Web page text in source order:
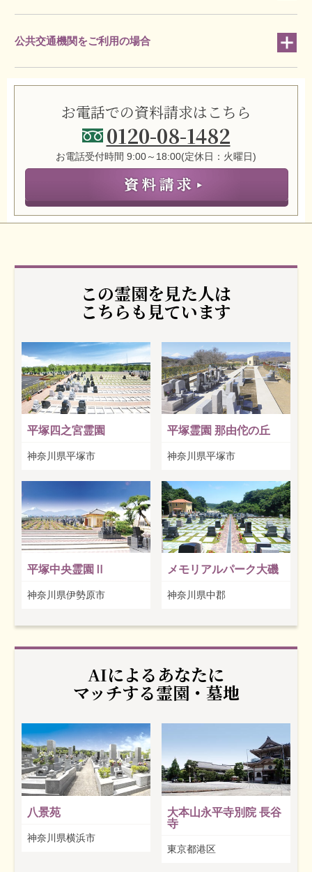
公共交通機関をご利用の場合
お電話での資料請求はこちら
0120-08-1482
お電話受付時間 9:00～18:00(定休日：火曜日)
この霊園を見た人は
こちらも見ています
平塚四之宮霊園
神奈川県平塚市
平塚霊園 那由佗の丘
神奈川県平塚市
平塚中央霊園Ⅱ
神奈川県伊勢原市
メモリアルパーク大磯
神奈川県中郡
AIによるあなたに
マッチする霊園・墓地
八景苑
神奈川県横浜市
大本山永平寺別院 長谷
寺
東京都港区